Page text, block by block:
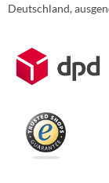
Deutschland,
Weitere